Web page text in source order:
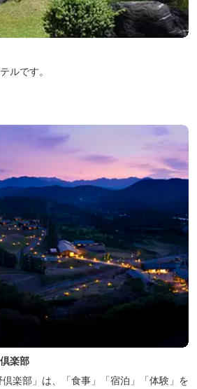
ルです。
楽部
倶楽部」は、「食事」「宿泊」「体験」を